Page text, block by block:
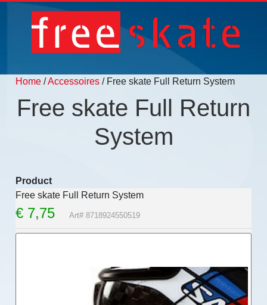
Home /Accessoires / Free skate Full Return System
Free skate Full Return
System
Product
Free skate Full Return System
€ 7,75 Art# 8718924550519